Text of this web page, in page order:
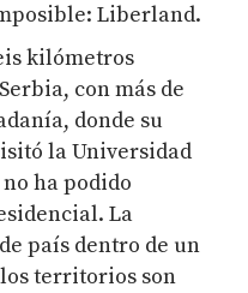
Liberland.
kilómetros
con más de
donde su
la Universidad
ha podido
La
país dentro de un
territorios son